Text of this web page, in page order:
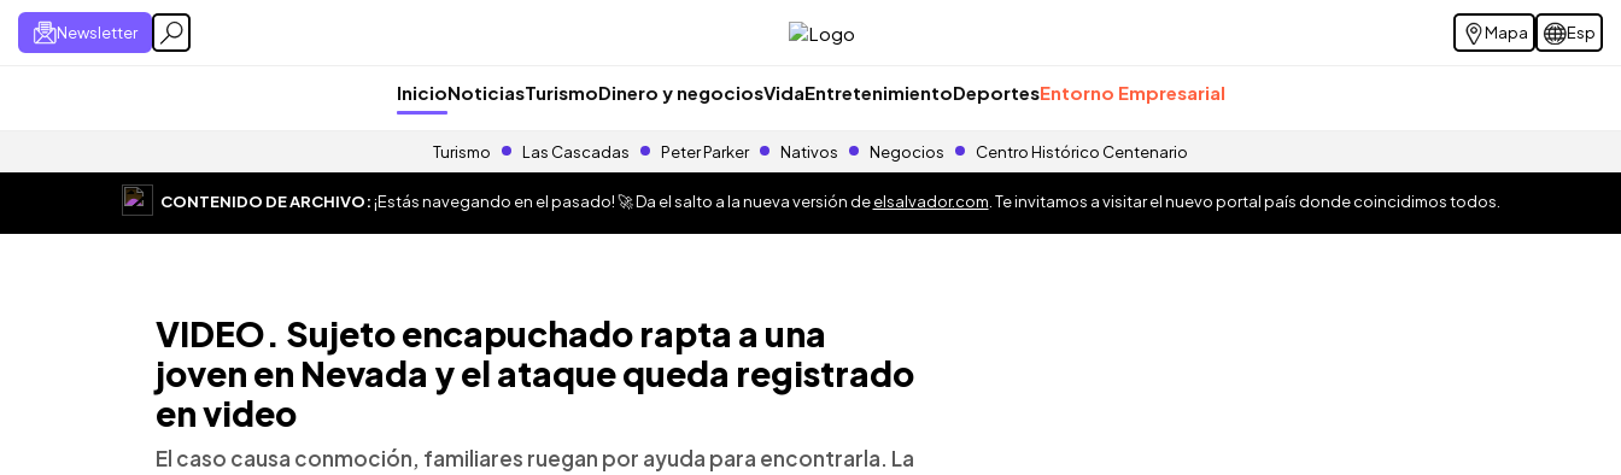
Newsletter Mapa Esp
InicioNoticiasTurismoDinero y negociosVidaEntretenimientoDeportesEntorno Empresarial
Turismo Las Cascadas Peter Parker Nativos Negocios Centro Histórico Centenario
CONTENIDO DE ARCHIVO:¡Estás navegando en el pasado! 🚀 Da el salto a la nueva versión deelsalvador.com . Te invitamos a visitar el nuevo portal país donde coincidimos todos.
VIDEO. Sujeto encapuchado rapta a una
joven en Nevada y el ataque queda registrado
en video
El caso causa conmoción, familiares ruegan por ayuda para encontrarla. La